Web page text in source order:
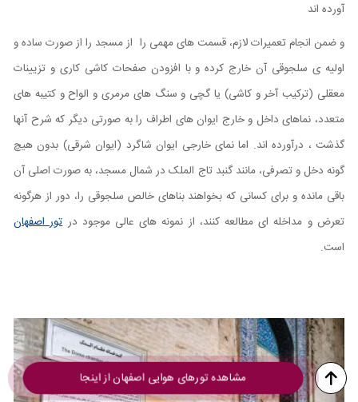
آورده اند
و ضمن انجام تعمیرات لازم، قسمت های مهمی را از مسجد را از صورت ساده و
اولیه ی سلجوقی آن خارج کرده و با افزودن صفحات کاشی کاری و تزیینات
معقلی (ترکيب آخر و کاشی) یا گچی و سنگ های مرمری و الواح و کتیبه های
متعدد، نماهای داخل و خارج ایوان های اطراف را به صورتی دیگر که شرح آنها
گذشت ، درآورده اند. اما نمای خارجی ایوان شاگرد (ایوان شرقی) بدون هیچ
گونه دخل و تصرفی، مانند گنبد تاج الملک در شمال مسجد، به صورت اصلی آن
باقی مانده و برای کسانی که بخواهند بناهای خالص سلجوقی را، دور از هرگونه
تعرض و مداخله ای مطالعه کنند، از نمونه های عالی موجود درتور اصفهان
است.
مشاهده تورهای هوایی اصفهان از اینجا